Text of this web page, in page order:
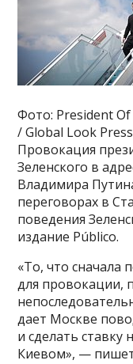
Фото: President
/ Global Look Press
Провокация
Зеленского в
Владимира
переговорах в
поведения
издание Público.
«То, что сначала
для провокации,
дает Москве
и сделать ставку
Киевом», — пишет